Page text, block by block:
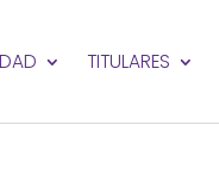
TITULARES